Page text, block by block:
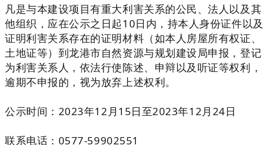
凡是与本建设项目有重大利害关系的公民、法人以及其
他组织，应在公示之日起10日内，持本人身份证件以及
证明利害关系存在的证明材料（如本人房屋所有权证、
土地证等）到龙港市自然资源与规划建设局申报，登记
为利害关系人，依法行使陈述、申辩以及听证等权利，
逾期不申报的，视为放弃上述权利。
公示时间：2023年12月15日至2023年12月24日
联系电话：0577-59902551